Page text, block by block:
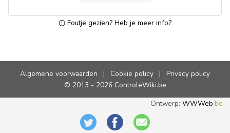
Foutje gezien? Heb je meer info?
Algemene voorwaarden | Cookie policy |
Privacy policy
© 2013 - 2026 ControleWiki.be
Ontwerp:WWWeb.be